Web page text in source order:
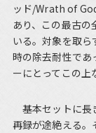
ッド/Wrath of
あり、この最古
いる。対象を取ら
時の除去耐性であ
ーにとってこの上
基本セットに長
再録が途絶える。